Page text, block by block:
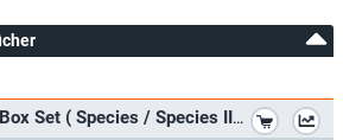
Species 1-4 - 4-Disc Box Set ( Species / Species II / Species III / Species: The Awakening ) (Blu-Ray)